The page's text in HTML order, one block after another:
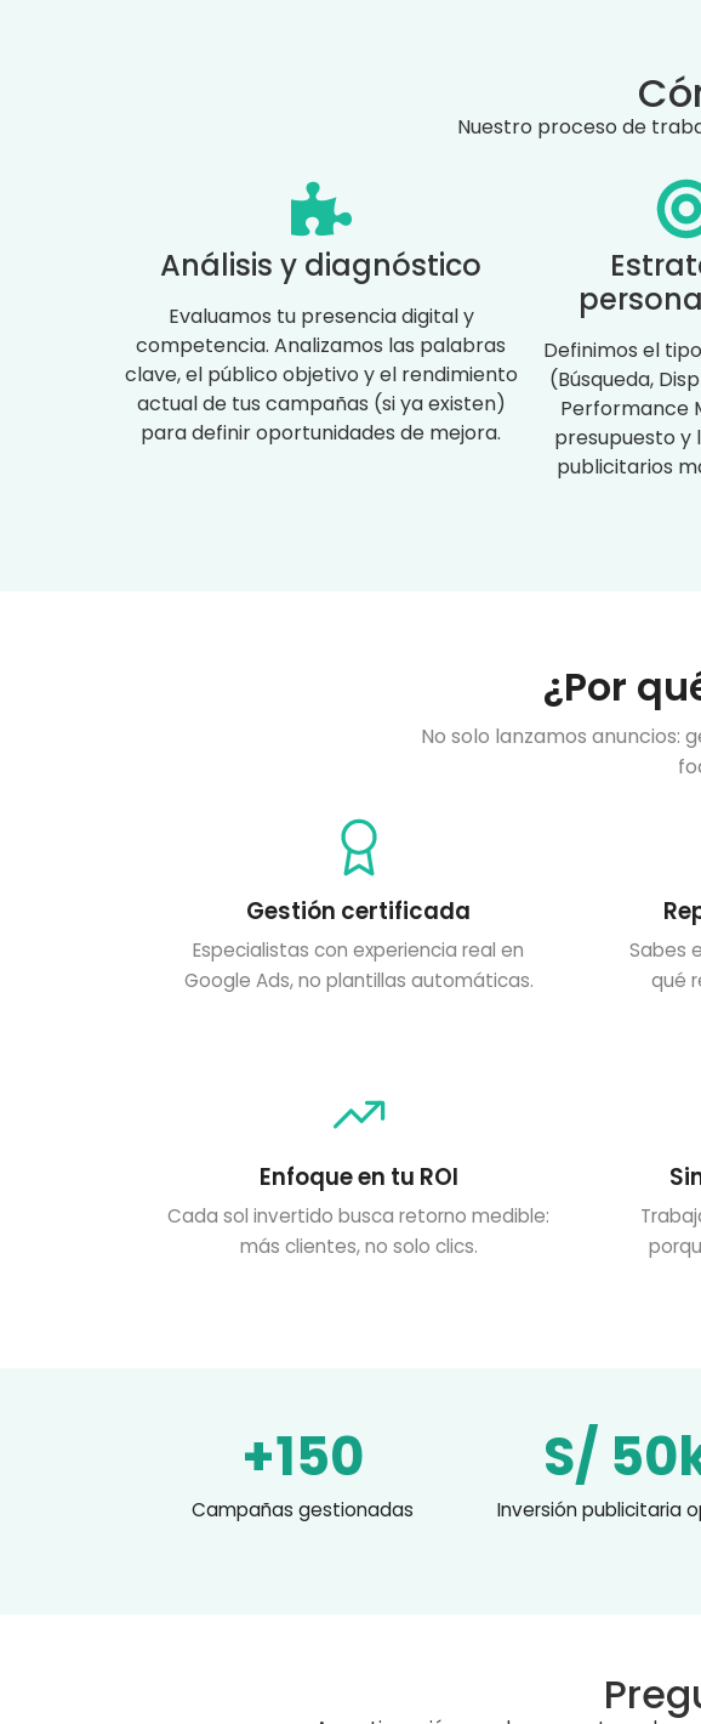
Nuestro proceso de
Análisis y diagnóstico
Evaluamos tu presencia digital y
competencia. Analizamos las palabras
clave, el público objetivo y el rendimiento
actual de tus campañas (si ya existen)
para definir oportunidades de mejora.
Definimos el
(Búsqueda,
Performance
presupuesto y
publicitarios
¿Por
No solo lanzamos anuncios:
Gestión certificada
Especialistas con experiencia real en
Google Ads, no plantillas automáticas.
Sabes
qué
Enfoque en tu ROI
Cada sol invertido busca retorno medible:
más clientes, no solo clics.
+150
Campañas gestionadas
S/
Inversión publicitaria